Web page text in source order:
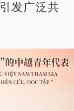
发广泛共